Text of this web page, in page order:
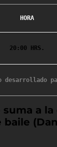
HORA
20:00 HRS.
a